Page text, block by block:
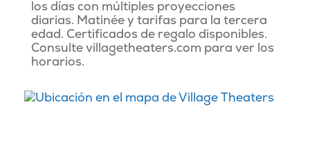
los días con múltiples proyecciones
diarias. Matinée y tarifas para la tercera
edad. Certificados de regalo disponibles.
Consulte villagetheaters.com para ver los
horarios.